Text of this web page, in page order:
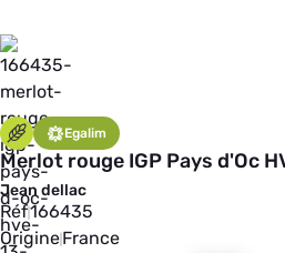
Egalim
Merlot rouge IGP Pays d'Oc
Jean dellac
Réf166435
OrigineFrance